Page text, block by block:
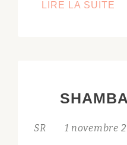
LIRE LA SUITE
SR 1 novembre